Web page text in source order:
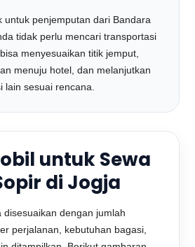
untuk penjemputan dari Bandara
tidak perlu mencari transportasi
menyesuaikan titik jemput,
menuju hotel, dan melanjutkan
lain sesuai rencana.
untuk Sewa
di Jogja
disesuaikan dengan jumlah
perjalanan, kebutuhan bagasi,